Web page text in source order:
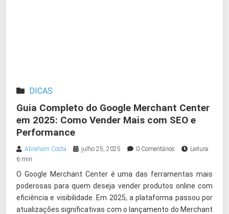
DICAS
Guia Completo do Google Merchant Center
em 2025: Como Vender Mais com SEO e
Performance
Abraham Costa julho 25, 2025 0 Comentários
Leitura:
6 min
O Google Merchant Center é uma das ferramentas mais
poderosas para quem deseja vender produtos online com
eficiência e visibilidade. Em 2025, a plataforma passou por
atualizações significativas com o lançamento do Merchant